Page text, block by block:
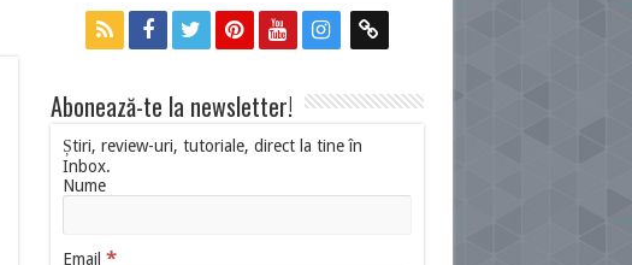
Abonează-te la newsletter!
Știri, review-uri, tutoriale, direct la tine în
Inbox.
Nume
Email *